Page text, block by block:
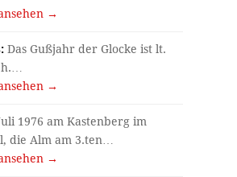
→
Das Gußjahr der Glocke ist lt.
→
1976 am Kastenberg im
die Alm am 3.ten…
→